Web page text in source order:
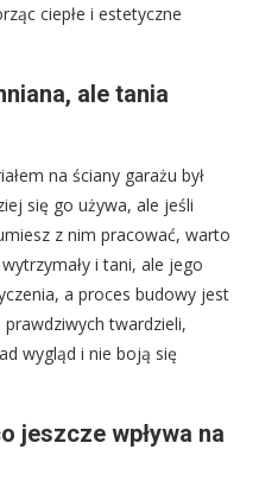
ciepłe i estetyczne
ale tania
na ściany garażu był
się go używa, ale jeśli
z nim pracować, warto
i tani, ale jego
a proces budowy jest
twardzieli,
wygląd i nie boją się
jeszcze wpływa na